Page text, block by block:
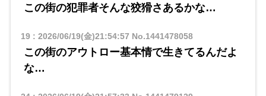
この街の犯罪者そんな狡猾さあるかな…
19: 2026/06/19(金)21:54:57 No.1441478058
この街のアウトロー基本情で生きてるんだよ
な…